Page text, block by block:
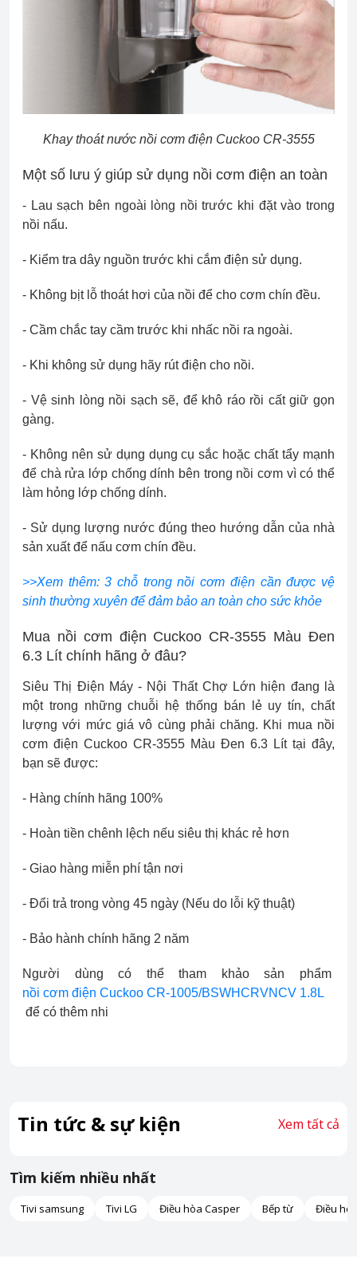
Khay thoát nước nồi cơm điện Cuckoo CR-3555
Một số lưu ý giúp sử dụng nồi cơm điện an toàn
- Lau sạch bên ngoài lòng nồi trước khi đặt vào trong
nồi nấu.
- Kiểm tra dây nguồn trước khi cắm điện sử dụng.
- Không bịt lỗ thoát hơi của nồi để cho cơm chín đều.
- Cầm chắc tay cầm trước khi nhấc nồi ra ngoài.
- Khi không sử dụng hãy rút điện cho nồi.
- Vệ sinh lòng nồi sạch sẽ, để khô ráo rồi cất giữ gọn
gàng.
- Không nên sử dụng dụng cụ sắc hoặc chất tẩy mạnh
để chà rửa lớp chống dính bên trong nồi cơm vì có thể
làm hỏng lớp chống dính.
- Sử dụng lượng nước đúng theo hướng dẫn của nhà
sản xuất để nấu cơm chín đều.
>>Xem thêm: 3 chỗ trong nồi cơm điện cần được vệ
sinh thường xuyên để đảm bảo an toàn cho sức khỏe
Mua nồi cơm điện Cuckoo CR-3555 Màu Đen
6.3 Lít chính hãng ở đâu?
Siêu Thị Điện Máy - Nội Thất Chợ Lớn hiện đang là
một trong những chuỗi hệ thống bán lẻ uy tín, chất
lượng với mức giá vô cùng phải chăng. Khi mua nồi
cơm điện Cuckoo CR-3555 Màu Đen 6.3 Lít tại đây,
bạn sẽ được:
- Hàng chính hãng 100%
- Hoàn tiền chênh lệch nếu siêu thị khác rẻ hơn
- Giao hàng miễn phí tận nơi
- Đổi trả trong vòng 45 ngày (Nếu do lỗi kỹ thuật)
- Bảo hành chính hãng 2 năm
Người dùng có thể tham khảo sản phẩm
nồi cơm điện Cuckoo CR-1005/BSWHCRVNCV 1.8L
để có thêm nhi
Tin tức & sự kiện Xem tất cả
Tìm kiếm nhiều nhất
Tivi samsung Tivi LG Điều hòa Casper Bếp từ Điều